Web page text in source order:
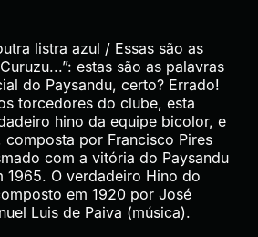
listra azul / Essas são as
estas são as palavras
do Paysandu, certo? Errado!
torcedores do clube, esta
hino da equipe bicolor, e
composta por Francisco Pires
com a vitória do Paysandu
1965. O verdadeiro Hino do
em 1920 por José
Luis de Paiva (música).